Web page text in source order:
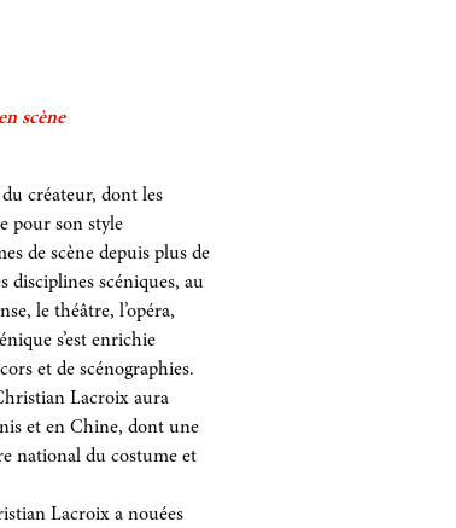
scène
créateur, dont les
pour son style
de scène depuis plus de
disciplines scéniques, au
le théâtre, l’opéra,
s’est enrichie
et de scénographies.
Lacroix aura
et en Chine, dont une
national du costume et
Lacroix a nouées